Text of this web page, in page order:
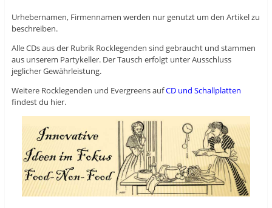
Urhebernamen, Firmennamen werden nur genutzt um den Artikel zu
beschreiben.
Alle CDs aus der Rubrik Rocklegenden sind gebraucht und stammen
aus unserem Partykeller. Der Tausch erfolgt unter Ausschluss
jeglicher Gewährleistung.
Weitere Rocklegenden und Evergreens aufCD und Schallplatten
findest du hier.